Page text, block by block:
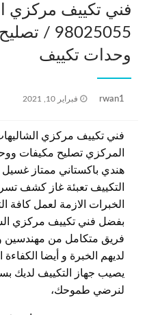
فني تكييف مركزي
98025055
وحدات تكييف
rwan1
نُشر
فبراير 10, 2021
فني تكييف مركزي
المركزي تصليح مكيفات
هندي باكستاني ممتاز
التكييف تعبئة غاز كشف
الخبرات الازمة لعمل كافة
بفضل فني تكييف مركزي
فريق متكامل من مهندسين
لديهم الخبرة و أيضا
يصيب جهاز التكييف لديك
لنرضي طموحك،